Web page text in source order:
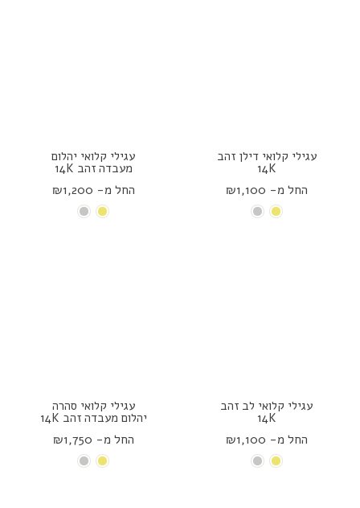
עגילי קלואי דילן זהב
14K
החל מ- ₪1,100
עגילי קלואי יהלום
מעבדה זהב 14K
החל מ- ₪1,200
עגילי קלואי לב זהב
14K
החל מ- ₪1,100
עגילי קלואי סהרה
יהלום מעבדה זהב 14K
החל מ- ₪1,750